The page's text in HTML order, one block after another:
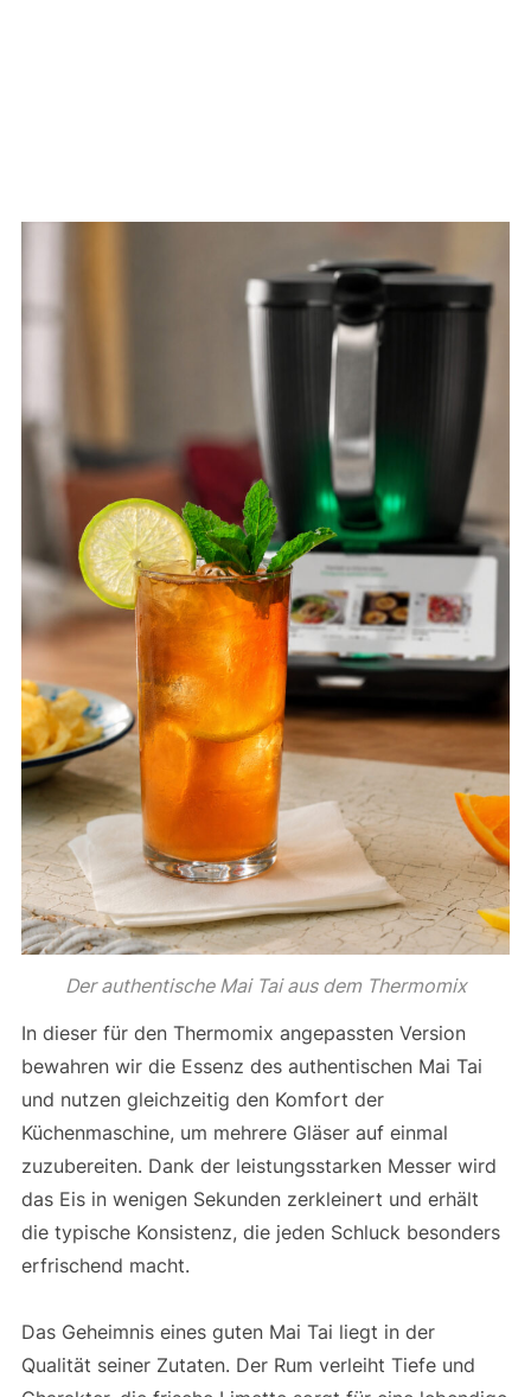
Der authentische Mai Tai aus dem Thermomix
In dieser für den Thermomix angepassten Version
bewahren wir die Essenz des authentischen Mai Tai
und nutzen gleichzeitig den Komfort der
Küchenmaschine, um mehrere Gläser auf einmal
zuzubereiten. Dank der leistungsstarken Messer wird
das Eis in wenigen Sekunden zerkleinert und erhält
die typische Konsistenz, die jeden Schluck besonders
erfrischend macht.
Das Geheimnis eines guten Mai Tai liegt in der
Qualität seiner Zutaten. Der Rum verleiht Tiefe und